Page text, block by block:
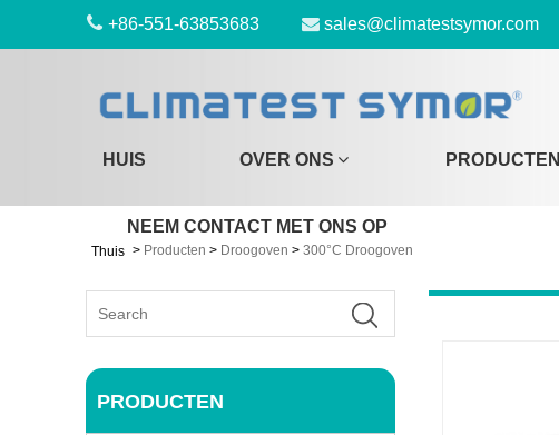
+86-551-63853683 sales@climatestsymor.com
HUIS OVER ONS PRODUCTEN
NEEM CONTACT MET ONS OP
Thuis > Producten > Droogoven > 300°C Droogoven
PRODUCTEN